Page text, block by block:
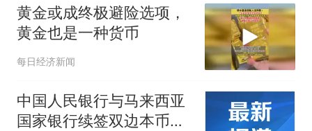
黄金或成终极避险选项，
黄金也是一种货币
每日经济新闻
中国人民银行与马来西亚
国家银行续签双边本币互